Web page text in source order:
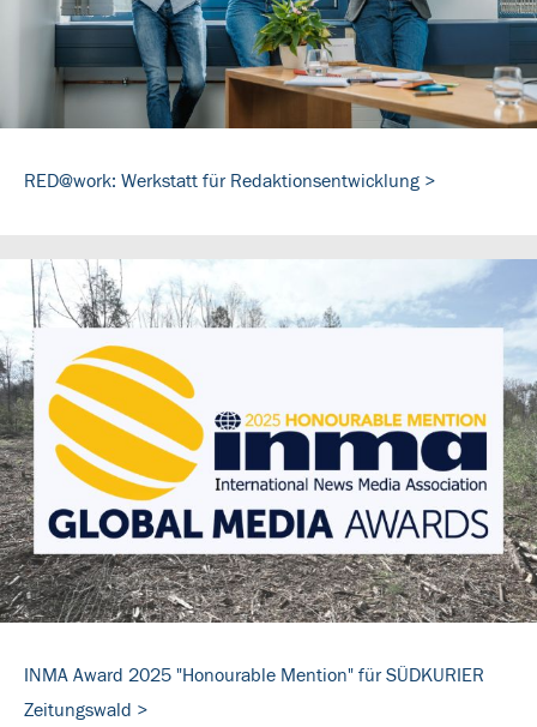
RED@work: Werkstatt für Redaktionsentwicklung >
INMA Award 2025 "Honourable Mention" für SÜDKURIER
Zeitungswald >